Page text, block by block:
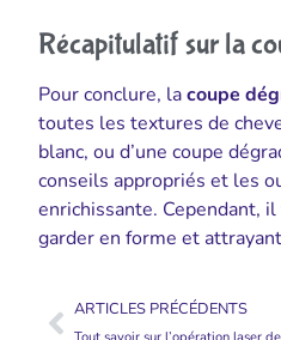
Récapitulatif sur la
Pour conclure, lacoupe
toutes les textures de
blanc, ou d’une coupe
conseils appropriés et les
enrichissante. Cependant,
garder en forme et
ARTICLES PRÉCÉDENTS